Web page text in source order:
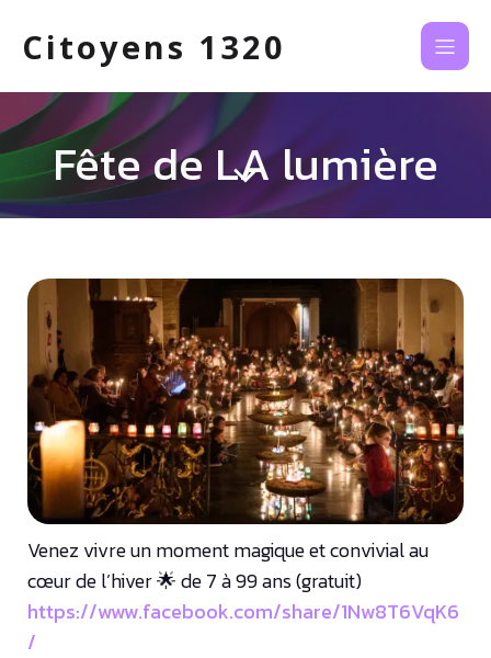
Citoyens 1320
Fête de LA lumière
Venez vivre un moment magique et convivial au
cœur de l’hiver 🌟 de 7 à 99 ans (gratuit)
https://www.facebook.com/share/1Nw8T6VqK6
/